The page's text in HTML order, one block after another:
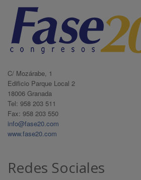
C/ Mozárabe, 1
Edificio Parque Local 2
18006 Granada
Tel: 958 203 511
Fax: 958 203 550
info@fase20.com
www.fase20.com
Redes Sociales